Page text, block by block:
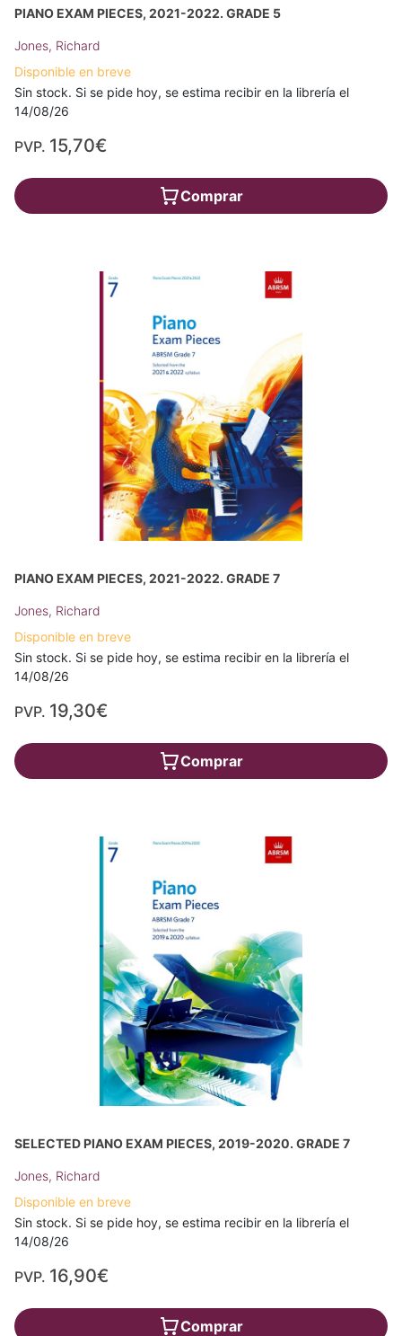
PIANO EXAM PIECES, 2021-2022. GRADE 5
Jones, Richard
Disponible en breve
Sin stock. Si se pide hoy, se estima recibir en la librería el
14/08/26
PVP. 15,70€
Comprar
PIANO EXAM PIECES, 2021-2022. GRADE 7
Jones, Richard
Disponible en breve
Sin stock. Si se pide hoy, se estima recibir en la librería el
14/08/26
PVP. 19,30€
Comprar
SELECTED PIANO EXAM PIECES, 2019-2020. GRADE 7
Jones, Richard
Disponible en breve
Sin stock. Si se pide hoy, se estima recibir en la librería el
14/08/26
PVP. 16,90€
Comprar